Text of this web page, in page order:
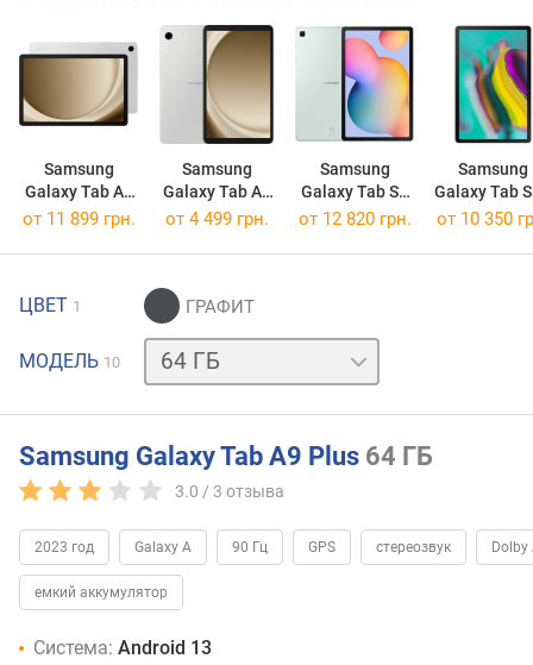
Samsung
Galaxy Tab A9
Plus 64GB 5G
Samsung
Galaxy Tab A9
64GB
Samsung
Galaxy Tab S6
Lite 2024 64GB
Samsung
Galaxy Tab
10.5 2019
от 11 899 грн. от 4 499 грн. от 12 820 грн. от 10 350
ЦВЕТ 1
МОДЕЛЬ 10
64 ГБ
/
128 ГБ
6
ГБ
128 ГБ
6
Samsung Galaxy Tab A9 Plus 64 ГБ
3.0 / 3 отзыва
2023 год Galaxy A 90 Гц GPS стереозвук Dolby
емкий аккумулятор
Система: Android 13